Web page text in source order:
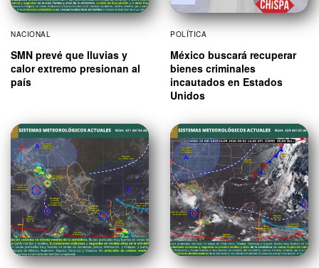
NACIONAL
SMN prevé que lluvias y
calor extremo presionan al
país
POLÍTICA
México buscará recuperar
bienes criminales
incautados en Estados
Unidos